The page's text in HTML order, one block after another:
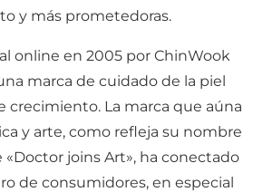
y más prometedoras.
online en 2005 por ChinWook
marca de cuidado de la piel
crecimiento. La marca que aúna
y arte, como refleja su nombre
«Doctor joins Art», ha conectado
de consumidores, en especial